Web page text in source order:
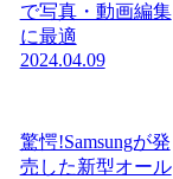
で写真・動画編集
に最適
2024.04.09
驚愕!Samsungが発
売した新型オール